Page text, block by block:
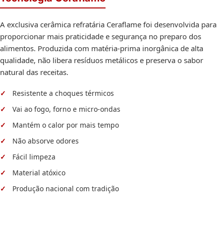
A exclusiva cerâmica refratária Ceraflame foi desenvolvida para
proporcionar mais praticidade e segurança no preparo dos
alimentos. Produzida com matéria-prima inorgânica de alta
qualidade, não libera resíduos metálicos e preserva o sabor
natural das receitas.
Resistente a choques térmicos
Vai ao fogo, forno e micro-ondas
Mantém o calor por mais tempo
Não absorve odores
Fácil limpeza
Material atóxico
Produção nacional com tradição